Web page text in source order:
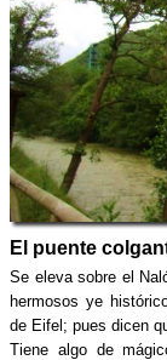
El puente
Se eleva sobre el
hermosos ye
de Eifel; pues dicen
Tiene algo de